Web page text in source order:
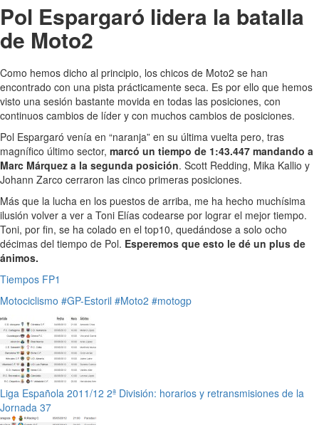
Pol Espargaró lidera la batalla
de Moto2
Como hemos dicho al principio, los chicos de Moto2 se han
encontrado con una pista prácticamente seca. Es por ello que hemos
visto una sesión bastante movida en todas las posiciones, con
continuos cambios de líder y con muchos cambios de posiciones.
Pol Espargaró venía en “naranja” en su última vuelta pero, tras
magnífico último sector, marcó un tiempo de 1:43.447 mandando a
Marc Márquez a la segunda posición. Scott Redding, Mika Kallio y
Johann Zarco cerraron las cinco primeras posiciones.
Más que la lucha en los puestos de arriba, me ha hecho muchísima
ilusión volver a ver a Toni Elías codearse por lograr el mejor tiempo.
Toni, por fin, se ha colado en el top10, quedándose a solo ocho
décimas del tiempo de Pol. Esperemos que esto le dé un plus de
ánimos.
Tiempos FP1
Motociclismo #GP-Estoril #Moto2 #motogp
Liga Española 2011/12 2ª División: horarios y retransmisiones de la
Jornada 37